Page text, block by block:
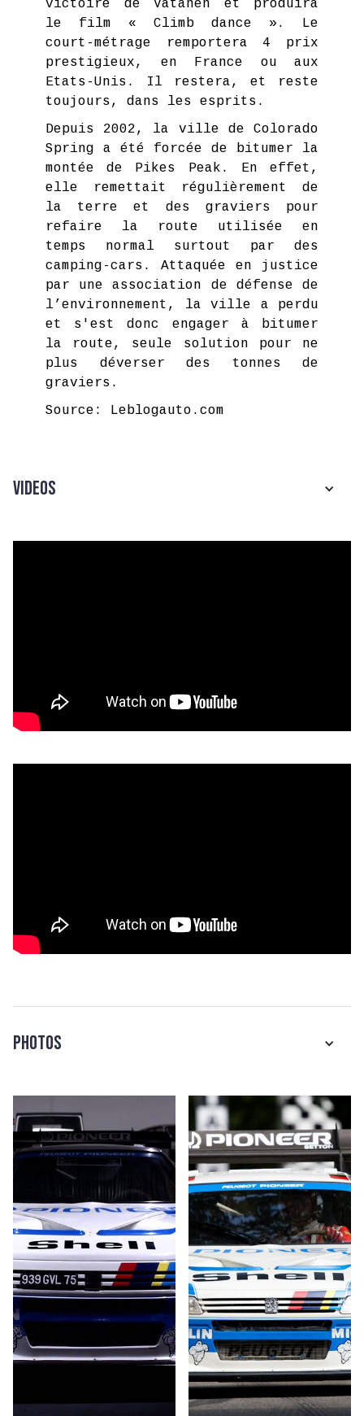
victoire de Vatanen et produira
le film « Climb dance ». Le
court-métrage remportera 4 prix
prestigieux, en France ou aux
Etats-Unis. Il restera, et reste
toujours, dans les esprits.
Depuis 2002, la ville de Colorado
Spring a été forcée de bitumer la
montée de Pikes Peak. En effet,
elle remettait régulièrement de
la terre et des graviers pour
refaire la route utilisée en
temps normal surtout par des
camping-cars. Attaquée en justice
par une association de défense de
l’environnement, la ville a perdu
et s'est donc engager à bitumer
la route, seule solution pour ne
plus déverser des tonnes de
graviers.
Source: Leblogauto.com
Videos
Photos